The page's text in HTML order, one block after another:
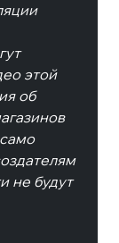
этой
об
не будут